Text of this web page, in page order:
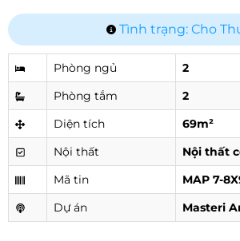
Tình trạng: Cho
Phòng ngủ
2
Phòng tắm
2
Diện tích
69m²
Nội thất
Nội thất
Mã tin
MAP 7-
Dự án
Masteri